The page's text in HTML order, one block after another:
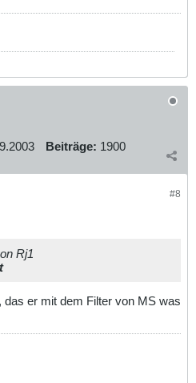
Beiträge: 1900
#8
Rj1
das er mit dem Filter von MS was